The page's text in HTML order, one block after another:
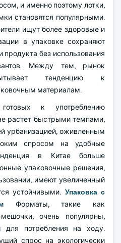
и именно поэтому лотки,
становятся популярными.
ищут более здоровые и
в упаковке сохраняют
продукта без использования
Между тем, рынок
тенденцию к
материалам.
к употреблению
растет быстрыми темпами,
урбанизацией, оживленным
спросом на удобные
в Китае больше
упаковочные решения,
имеют увеличенный
устойчивыми. Упаковка с
Форматы, такие как
очень популярны,
для потребления на ходу.
спрос на экологически